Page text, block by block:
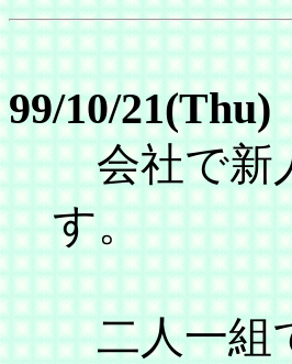
99/10/21(Thu)
会社で新
す。
二人一組